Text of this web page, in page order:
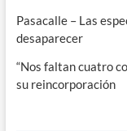
Pasacalle – Las
desaparecer
“Nos faltan cuatro
su reincorporación